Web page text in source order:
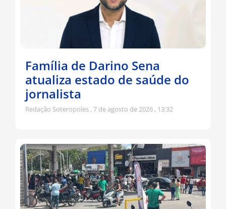
Família de Darino Sena
atualiza estado de saúde do
jornalista
Redação Soteropoles 7 de agosto de 2026 13:32